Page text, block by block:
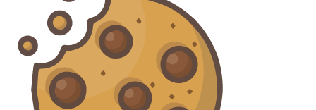
CONTATTACI
Seguici sui social